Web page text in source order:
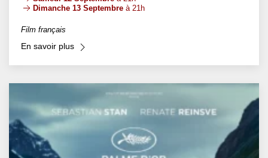
Dimanche 13 Septembre à 21h
Film français
En savoir plus